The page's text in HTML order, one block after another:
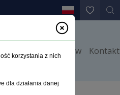
Instrukcje dla autorów Kontakt
korzystania z nich
dla działania danej